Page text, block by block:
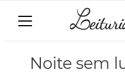
Noite sem